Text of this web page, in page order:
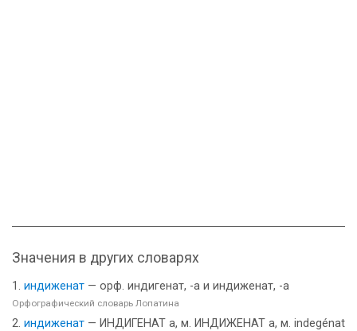
Значения в других словарях
индиженат — орф. индигенат, -а и индиженат, -а
Орфографический словарь Лопатина
индиженат — ИНДИГЕНАТ а, м. ИНДИЖЕНАТ а, м. indegénat